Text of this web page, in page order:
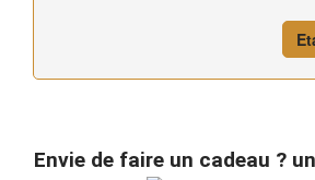
Envie de faire un cadeau ?